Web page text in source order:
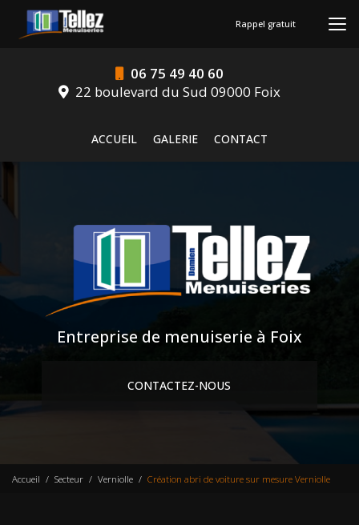
contenu
06 75 49 40 60
22 boulevard du Sud 09000 Foix
ACCUEIL
GALERIE CONTACT
Rappel gratuit
Entreprise de menuiserie à Foix
CONTACTEZ-NOUS
Accueil Secteur Verniolle Création abri de voiture sur mesure Verniolle